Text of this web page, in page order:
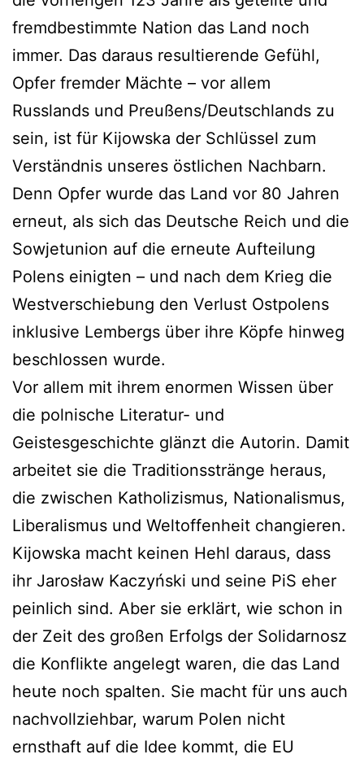
fremdbestimmte Nation das Land noch
immer. Das daraus resultierende Gefühl,
Opfer fremder Mächte – vor allem
Russlands und Preußens/Deutschlands zu
sein, ist für Kijowska der Schlüssel zum
Verständnis unseres östlichen Nachbarn.
Denn Opfer wurde das Land vor 80 Jahren
erneut, als sich das Deutsche Reich und die
Sowjetunion auf die erneute Aufteilung
Polens einigten – und nach dem Krieg die
Westverschiebung den Verlust Ostpolens
inklusive Lembergs über ihre Köpfe hinweg
beschlossen wurde.
Vor allem mit ihrem enormen Wissen über
die polnische Literatur- und
Geistesgeschichte glänzt die Autorin. Damit
arbeitet sie die Traditionsstränge heraus,
die zwischen Katholizismus, Nationalismus,
Liberalismus und Weltoffenheit changieren.
Kijowska macht keinen Hehl daraus, dass
ihr Jarosław Kaczyński und seine PiS eher
peinlich sind. Aber sie erklärt, wie schon in
der Zeit des großen Erfolgs der Solidarnosz
die Konflikte angelegt waren, die das Land
heute noch spalten. Sie macht für uns auch
nachvollziehbar, warum Polen nicht
ernsthaft auf die Idee kommt, die EU